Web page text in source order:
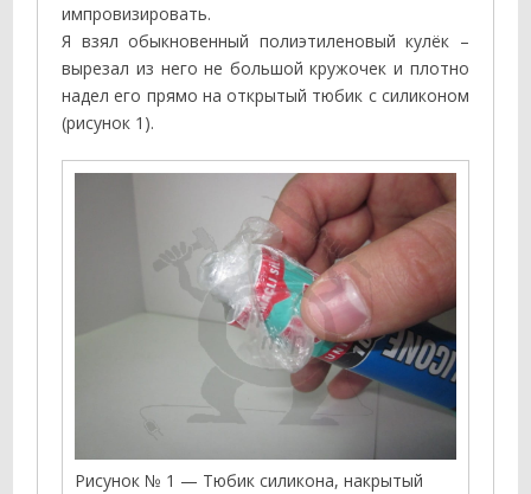
импровизировать.
Я взял обыкновенный полиэтиленовый кулёк –
вырезал из него не большой кружочек и плотно
надел его прямо на открытый тюбик с силиконом
(рисунок 1).
Рисунок № 1 — Тюбик силикона, накрытый